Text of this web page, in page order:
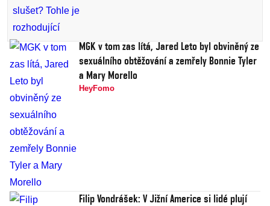
MGK v tom zas lítá, Jared Leto byl obviněný ze
sexuálního obtěžování a zemřely Bonnie Tyler
a Mary Morello
HeyFomo
Filip Vondrášek: V Jižní Americe si lidé plují